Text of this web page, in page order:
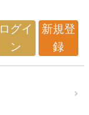
ログイ
ン
新規登
録